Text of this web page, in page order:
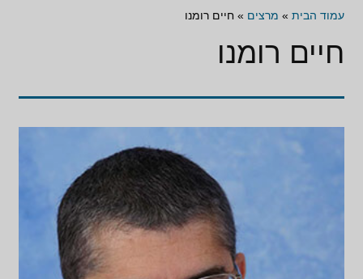
עמוד הבית » מרצים » חיים רומנו
חיים רומנו